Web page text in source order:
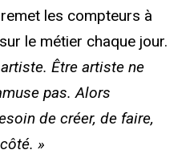
les compteurs à
le métier chaque jour.
Être artiste ne
pas. Alors
de créer, de faire,
»